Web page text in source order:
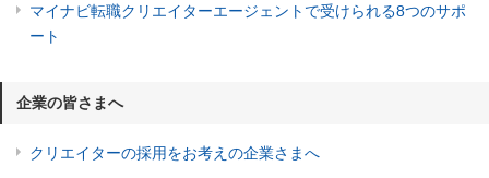
マイナビ転職クリエイターエージェントで受けられる8つのサポ
ート
企業の皆さまへ
クリエイターの採用をお考えの企業さまへ